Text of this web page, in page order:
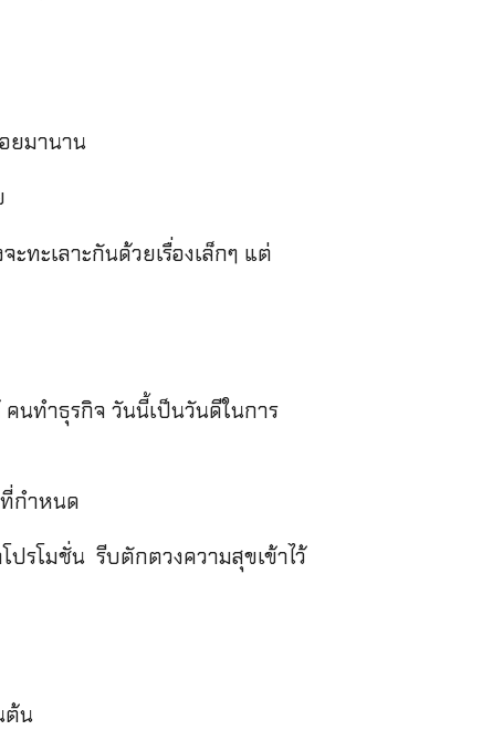
ยมานาน
ทะเลาะกันด้วยเรื่องเล็กๆ แต่
นทำธุรกิจ วันนี้เป็นวันดีในการ
กำหนด
ปรโมชั่น รีบตักตวงความสุขเข้าไว้
ต้น